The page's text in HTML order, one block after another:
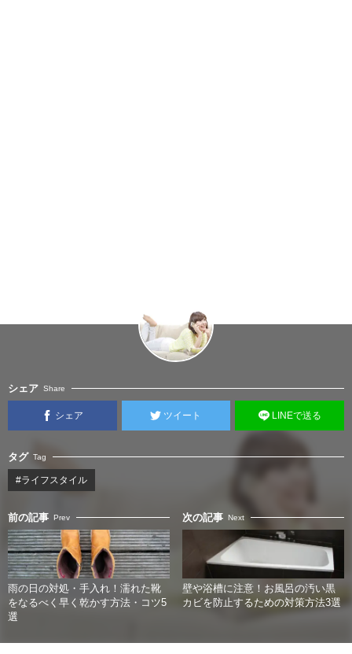
シェア Share
シェア ツイート LINEで送る
タグ Tag
#ライフスタイル
前の記事 Prev
雨の日の対処・手入れ！濡れた靴
をなるべく早く乾かす方法・コツ5
選
次の記事 Next
壁や浴槽に注意！お風呂の汚い黒
カビを防止するための対策方法3選